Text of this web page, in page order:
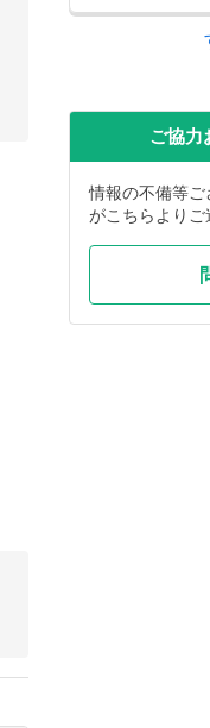
ご協力
情報の不備等
がこちらよりご